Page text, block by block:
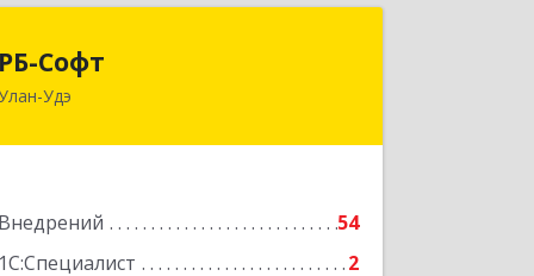
РБ-Софт
Удэ
Внедрений
54
1С:Специалист
2
670000, Бурятия Респ, Улан-Удэ г,
Подробнее